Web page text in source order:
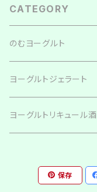
CATEGORY
のむヨーグルト
プレーン味
いちご味
ヨーグルトジェラート
ヨーグルトリキュール酒
保存